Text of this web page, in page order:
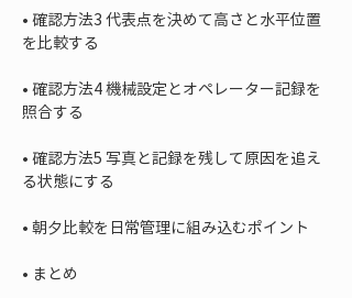
• 確認方法3 代表点を決めて高さと水平位置
• 確認方法4 機械設定とオペレーター記録を
• 確認方法5 写真と記録を残して原因を追え
•
• まとめ